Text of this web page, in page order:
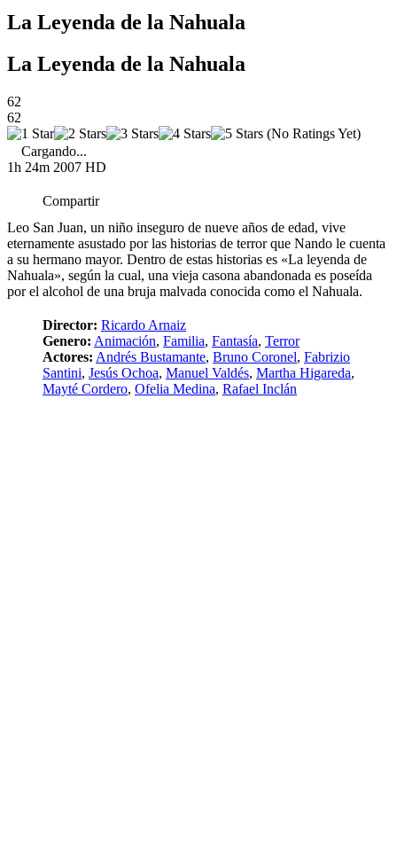
La Leyenda de la Nahuala
La Leyenda de la Nahuala
62
62
(No Ratings Yet)
Cargando...
1h 24m 2007 HD
Compartir
Leo San Juan, un niño inseguro de nueve años de edad, vive
eternamente asustado por las historias de terror que Nando le cuenta
a su hermano mayor. Dentro de estas historias es «La leyenda de
Nahuala», según la cual, una vieja casona abandonada es poseída
por el alcohol de una bruja malvada conocida como el Nahuala.
Director: Ricardo Arnaiz
Genero: Animación, Familia, Fantasía, Terror
Actores: Andrés Bustamante, Bruno Coronel, Fabrizio
Santini, Jesús Ochoa, Manuel Valdés, Martha Higareda,
Mayté Cordero, Ofelia Medina, Rafael Inclán